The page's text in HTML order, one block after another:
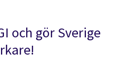
och gör Sverige